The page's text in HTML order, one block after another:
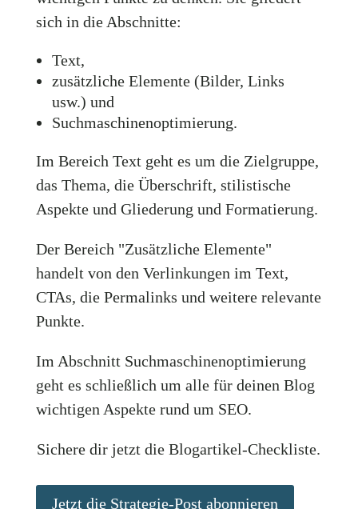
sich in die Abschnitte:
Text,
zusätzliche Elemente (Bilder, Links
usw.) und
Suchmaschinenoptimierung.
Im Bereich Text geht es um die Zielgruppe,
das Thema, die Überschrift, stilistische
Aspekte und Gliederung und Formatierung.
Der Bereich "Zusätzliche Elemente"
handelt von den Verlinkungen im Text,
CTAs, die Permalinks und weitere relevante
Punkte.
Im Abschnitt Suchmaschinenoptimierung
geht es schließlich um alle für deinen Blog
wichtigen Aspekte rund um SEO.
Sichere dir jetzt die Blogartikel-Checkliste.
Jetzt die Strategie-Post abonnieren